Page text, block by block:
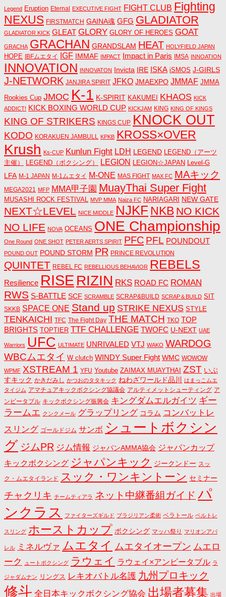
Legend Eruption Eternal EXECUTIVE FIGHT FIGHT CLUB Fighting
NEXUS FIRSTMATCH GAINA魂 GFG GLADIATOR
GLADIATOR KICK GLEAT GLORY GLORY OF HEROES GOAT
GRACHA GRACHAN GRANDSLAM HEAT HOLYFIELD JAPAN
HOPE IBFムエタイ IGF IMMAF IMPACT Impact in Paris IMSA INNOATION
INNOVATION INNOVATON Invicta IRE ISKA iSMOS J-GIRLS
J-NETWORK JANJIRA SPIRIT JFKO JMAEXPO JMMAF JMMA
Rookies Cup JMOC K-1 K-SPIRIT KAKUMEI KHAOS KICK
ADDICT! KICK BOXING WORLD CUP KICKJAM KING KING OF KINGS
KING OF STRIKERS KINGS CUP KNOCK OUT
KODO KORAKUEN JAMBULL KPKB KROSS×OVER
Krush Ks-CUP Kunlun Fight LDH LEGEND LEGEND（アーツ
主催）
LEGEND（ボクシング） LEGION LEGION☆JAPAN Level-G
LFA M-1 JAPAN M-1ムエタイ M-ONE MAS FIGHT MAX FC MAキック
MEGA2021 MFP MMA甲子園 MuayThai Super Fight
MUSASHI ROCK FESTIVAL MVP MMA Naiza FC NARIAGARI NEW GATE
NEXT☆LEVEL NICE MIDDLE NJKF NKB NO KICK
NO LIFE NOVA OCEANS ONE Championship
One Round ONE SHOT PETER AERTS SPIRIT PFC PFL POUNDOUT
POUND OUT POUND STORM PR PRINCE REVOLUTION
QUINTET REBEL FC REBELLIOUS BEHAVIOR REBELS
Resilience RISE RIZIN RKS ROAD FC ROMAN
RWS S-BATTLE SCF SCRAMBLE SCRAP&BUILD SCRAP＆BUILD SIT
SKKB SPACE ONE Stand up STRIKE NEXUS STYLE
TENKAICHI TFC The Fight Day THE MATCH TKO TOP
BRIGHTS TOPTIER TTF CHALLENGE TWOFC U-NEXT UAE
Warriors UFC ULTIMATE UNRIVALED VTJ WAKO WARDOG
WBCムエタイ W clutch WINDY Super Fight WMC WOWOW
WPMF XSTREAM 1 YFU Youtube ZAIMAX MUAYTHAI ZST いぶ
すキック かきだみし かつおのタタキック ねわざワールド品川
はまっこムエ
タイジム アマチュアキックボクシング協議会 アルティメットシューティング ア
ンビータブル キックボクシング振興会 キングダムエルガイツ ギー
ラームエ クンクメール グラップリング コラム コンバットレ
スリング ゴールドジム サンボ シュートボクシン
グ ジムPR ジム情報 ジャパンAMMA協会 ジャパンカップ
キックボクシング ジャパンキック ジークンドー スッ
ク・ムエタイランド スック・ワンキントーン セミナー
チャクリキ チームティアラ ネット中継番組ガイド パ
ンクラス
ファイターズギルド ブラジリアン柔術 ベラトール ベルトレ
スリング ホーストカップ ボクシング マッハ祭り マリオンアパ
レル ミネルヴァ ムエタイ ムエタイオープン ムエロ
ーク
ュートボクシング ラウェイ ラウェイ×アンビータブル ラ
ジャダムナン リングス レキオバトル名護 九州プロキック
修斗 全日本キックボクシング協会 出場者募集 出場